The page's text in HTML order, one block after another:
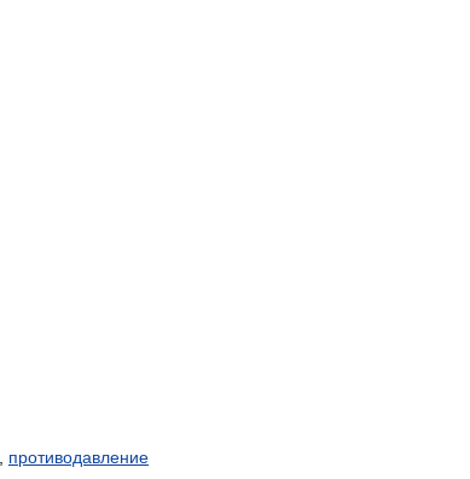
противодавление